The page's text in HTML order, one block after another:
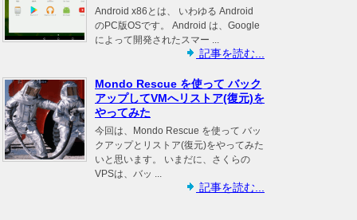
Android x86とは、 いわゆる Android
のPC版OSです。 Android は、Google
によって開発されたスマー ...
記事を読む...
Mondo Rescue を使って バック
アップしてVMへリストア(復元)を
やってみた
今回は、Mondo Rescue を使って バッ
クアップとリストア(復元)をやってみた
いと思います。 いまだに、さくらの
VPSは、バッ ...
記事を読む...